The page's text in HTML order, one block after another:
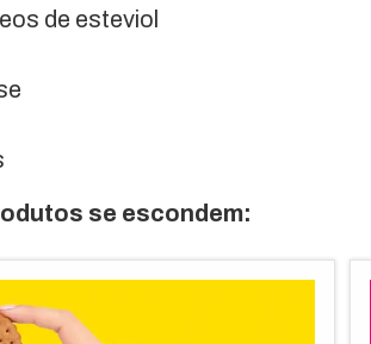
de esteviol
se escondem: